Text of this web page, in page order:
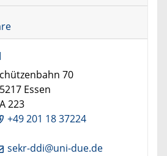
70
Essen
223
+49 201 18 37224
sekr-ddi@uni-due.de